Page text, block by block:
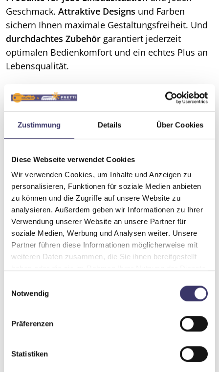
Zustimmung Details Über Cookies
Diese Webseite verwendet Cookies
Wir verwenden Cookies, um Inhalte und Anzeigen zu
personalisieren, Funktionen für soziale Medien anbieten
zu können und die Zugriffe auf unsere Website zu
analysieren. Außerdem geben wir Informationen zu Ihrer
Verwendung unserer Website an unsere Partner für
soziale Medien, Werbung und Analysen weiter. Unsere
Partner führen diese Informationen möglicherweise mit
weiteren Daten zusammen, die Sie ihnen bereitgestellt
Notwendig
Präferenzen
Statistiken
Geschmack. Attraktive Designs und Farben
sichern Ihnen maximale Gestaltungsfreiheit. Und
durchdachtes Zubehör garantiert jederzeit
optimalen Bedienkomfort und ein echtes Plus an
Lebensqualität.
Markisen